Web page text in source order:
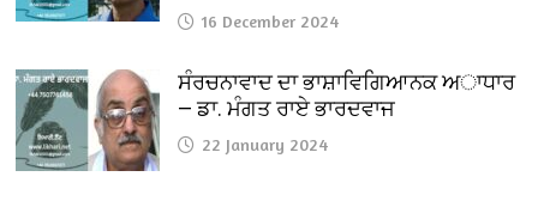
16 December 2024
ਸੰਰਚਨਾਵਾਦ ਦਾ ਭਾਸ਼ਾਵਿਗਿਆਨਕ ਅਾਧਾਰ
— ਡਾ. ਮੰਗਤ ਰਾਏ ਭਾਰਦਵਾਜ
22 January 2024